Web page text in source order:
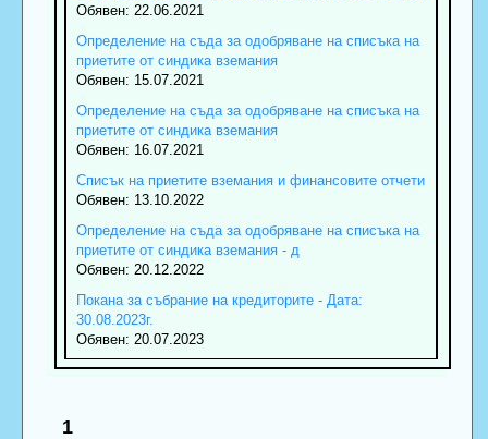
Обявен: 22.06.2021
Определение на съда за одобряване на списъка на
приетите от синдика вземания
Обявен: 15.07.2021
Определение на съда за одобряване на списъка на
приетите от синдика вземания
Обявен: 16.07.2021
Списък на приетите вземания и финансовите отчети
Обявен: 13.10.2022
Определение на съда за одобряване на списъка на
приетите от синдика вземания - д
Обявен: 20.12.2022
Покана за събрание на кредиторите - Дата:
30.08.2023г.
Обявен: 20.07.2023
1